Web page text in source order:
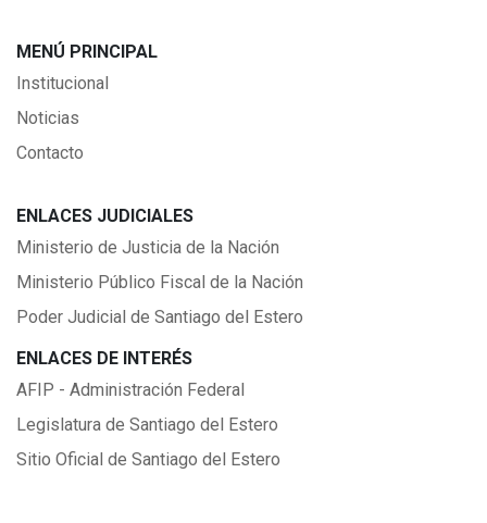
MENÚ PRINCIPAL
Institucional
Noticias
Contacto
ENLACES JUDICIALES
Ministerio de Justicia de la Nación
Ministerio Público Fiscal de la Nación
Poder Judicial de Santiago del Estero
ENLACES DE INTERÉS
AFIP - Administración Federal
Legislatura de Santiago del Estero
Sitio Oficial de Santiago del Estero